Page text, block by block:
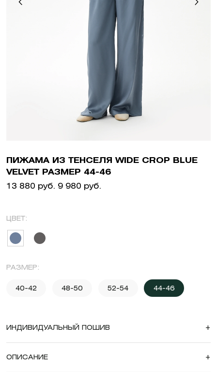
ПИЖАМА ИЗ ТЕНСЕЛЯ WIDE CROP BLUE
VELVET РАЗМЕР 44-46
13 880 руб. 9 980 руб.
ЦВЕТ:
РАЗМЕР:
40-42 48-50 52-54 44-46
ИНДИВИДУАЛЬНЫЙ ПОШИВ +
ОПИСАНИЕ +